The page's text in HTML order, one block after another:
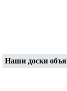
Наши доски